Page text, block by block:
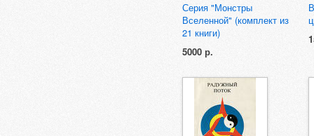
Серия "Монстры
Вселенной" (комплект из
21 книги)
5000 р.